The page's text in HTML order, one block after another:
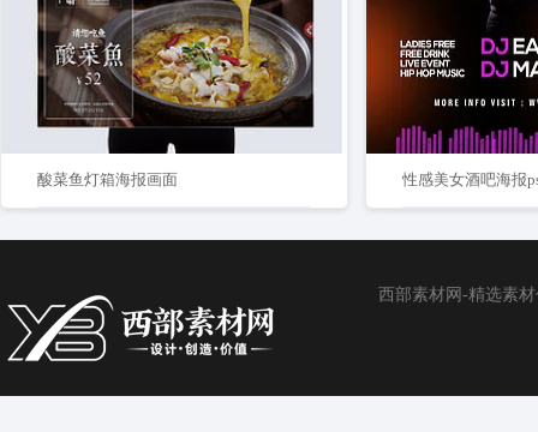
酸菜鱼灯箱海报画面 性感美女酒吧海报
西部素材网-精选素